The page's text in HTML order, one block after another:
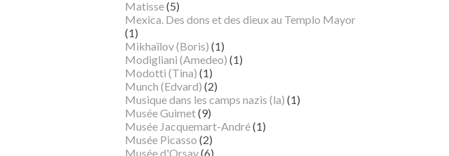
Matisse(5)
Mexica. Des dons et des dieux au Templo Mayor
(1)
Mikhaïlov (Boris) (1)
Modigliani (Amedeo) (1)
Modotti (Tina) (1)
Munch (Edvard) (2)
Musique dans les camps nazis (la) (1)
Musée Guimet(9)
Musée Jacquemart-André(1)
Musée Picasso (2)
Musée d'Orsay(6)